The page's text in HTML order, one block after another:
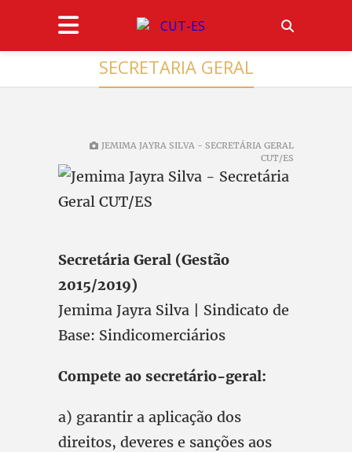
SECRETARIA GERAL
JEMIMA JAYRA SILVA - SECRETÁRIA GERAL
CUT/ES
Secretária Geral (Gestão
2015/2019)
Jemima Jayra Silva | Sindicato de
Base: Sindicomerciários
Compete ao secretário-geral:
a) garantir a aplicação dos
direitos, deveres e sanções aos